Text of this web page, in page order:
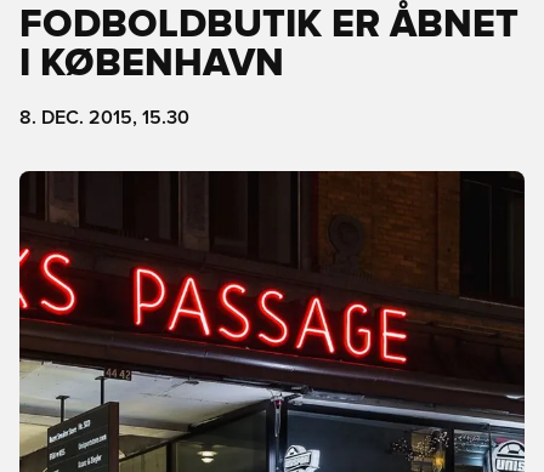
FODBOLDBUTIK ER ÅBNET
I KØBENHAVN
8. DEC. 2015, 15.30